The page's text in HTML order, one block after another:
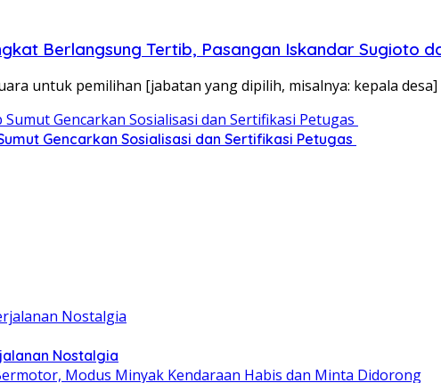
Berlangsung Tertib, Pasangan Iskandar Sugioto
untuk pemilihan [jabatan yang dipilih, misalnya: kepala desa]
Gencarkan Sosialisasi dan Sertifikasi Petugas
Nostalgia